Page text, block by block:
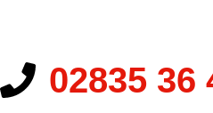
02835 36